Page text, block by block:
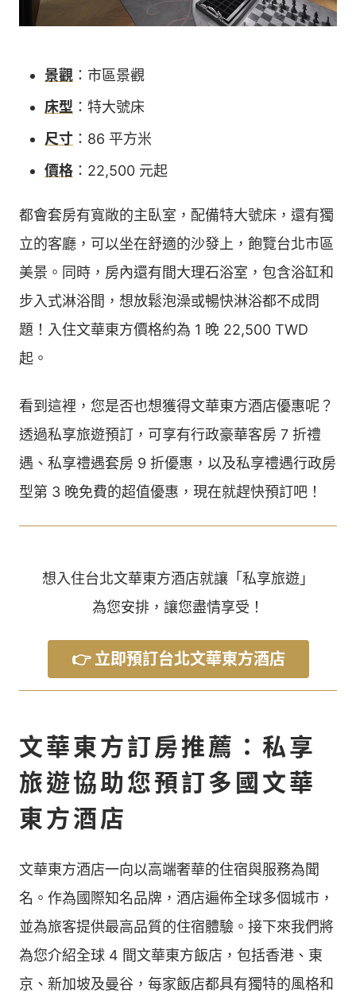
景觀 ：市區景觀
床型 ：特大號床
尺寸 ：86 平方米
價格 ：22,500 元起
都會套房有寬敞的主臥室，配備特大號床，還有獨
立的客廳，可以坐在舒適的沙發上，飽覽台北市區
美景。同時，房內還有間大理石浴室，包含浴缸和
步入式淋浴間，想放鬆泡澡或暢快淋浴都不成問
題！入住文華東方價格約為 1 晚 22,500 TWD
起。
看到這裡，您是否也想獲得文華東方酒店優惠呢？
透過私享旅遊預訂，可享有行政豪華客房 7 折禮
遇、私享禮遇套房 9 折優惠，以及私享禮遇行政房
型第 3 晚免費的超值優惠，現在就趕快預訂吧！
想入住台北文華東方酒店就讓「私享旅遊」
為您安排，讓您盡情享受！
👉 立即預訂台北文華東方酒店
文華東方訂房推薦：私享
旅遊協助您預訂多國文華
東方酒店
文華東方酒店一向以高端奢華的住宿與服務為聞
名。作為國際知名品牌，酒店遍佈全球多個城市，
並為旅客提供最高品質的住宿體驗。接下來我們將
為您介紹全球 4 間文華東方飯店，包括香港、東
京、新加坡及曼谷，每家飯店都具有獨特的風格和